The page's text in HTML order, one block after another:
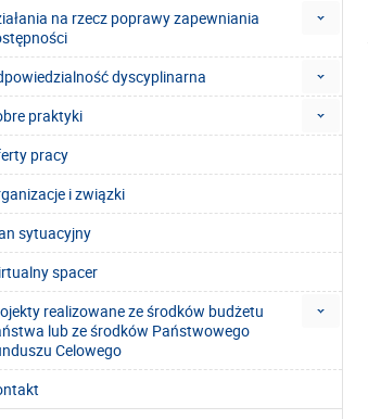
na rzecz poprawy zapewniania
dyscyplinarna
praktyki
pracy
i związki
sytuacyjny
spacer
realizowane ze środków budżetu
lub ze środków Państwowego
Celowego